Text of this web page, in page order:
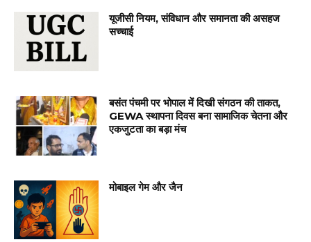
यूजीसी नियम, संविधान और समानता की असहज
सच्चाई
बसंत पंचमी पर भोपाल में दिखी संगठन की ताकत,
GEWA स्थापना दिवस बना सामाजिक चेतना और
एकजुटता का बड़ा मंच
मोबाइल गेम और जैन